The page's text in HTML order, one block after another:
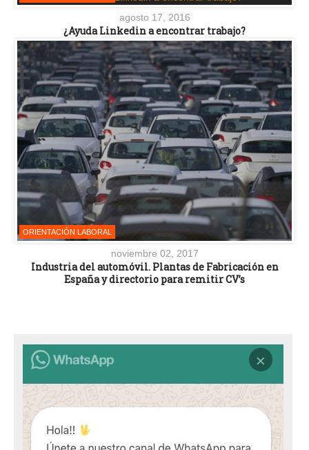
agosto 17, 2016
¿Ayuda Linkedin a encontrar trabajo?
ORIENTACIÓN LABORAL
noviembre 02, 2017
Industria del automóvil. Plantas de Fabricación en
España y directorio para remitir CV’s